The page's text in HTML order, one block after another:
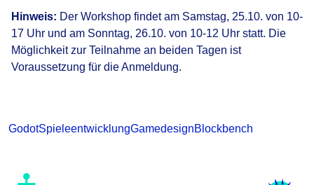
Hinweis: Der Workshop findet am Samstag, 25.10. von 10-
17 Uhr und am Sonntag, 26.10. von 10-12 Uhr statt. Die
Möglichkeit zur Teilnahme an beiden Tagen ist
Voraussetzung für die Anmeldung.
GodotSpieleentwicklungGamedesignBlockbench